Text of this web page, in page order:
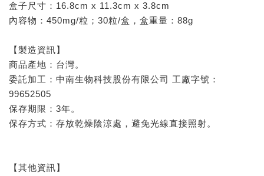
盒子尺寸：16.8cm x 11.3cm x 3.8cm
內容物：450mg/粒；30粒/盒，盒重量：88g
【製造資訊】
商品產地：台灣。
委託加工：中南生物科技股份有限公司 工廠字號：
99652505
保存期限：3年。
保存方式：存放乾燥陰涼處，避免光線直接照射。
【其他資訊】